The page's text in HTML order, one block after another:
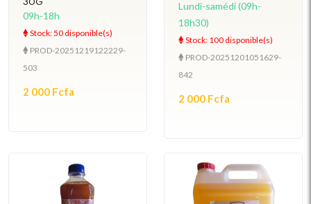
30G
09h-18h
Stock: 50 disponible(s)
PROD-20251219122229-
503
2 000 Fcfa
Lundi-samédi (09h-
18h30)
Stock: 100 disponible(s)
PROD-20251201051629-
842
2 000 Fcfa